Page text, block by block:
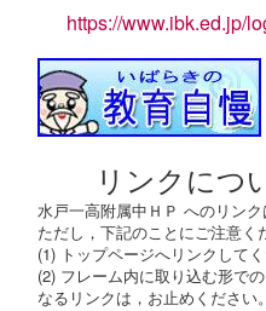
https://www.ibk.ed.jp/
リンクにつ
水戸一高附属中ＨＰ へのリン
ただし，下記のことにご注意く
(1) トップページへリンクしてく
(2) フレーム内に取り込む形で
なるリンクは，お止めください。